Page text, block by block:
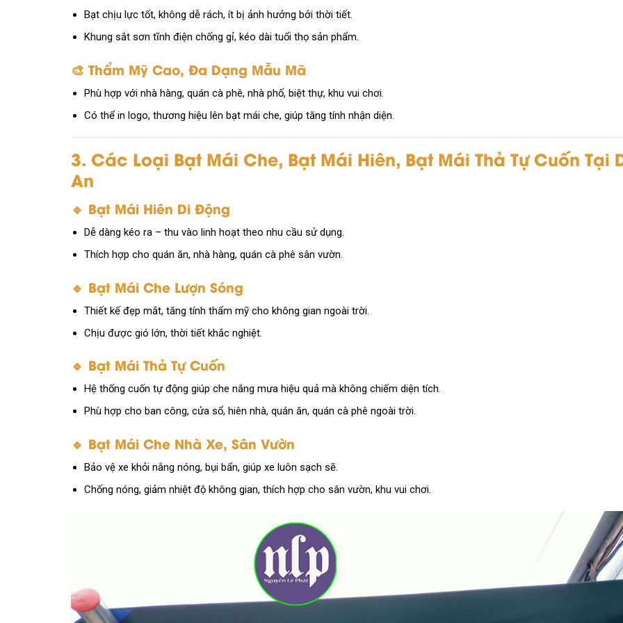
Bạt chịu lực tốt, không dễ rách, ít bị ảnh hưởng bởi thời tiết.
Khung sắt sơn tĩnh điện chống gỉ, kéo dài tuổi thọ sản phẩm.
🎨 Thẩm Mỹ Cao, Đa Dạng Mẫu Mã
Phù hợp với nhà hàng, quán cà phê, nhà phố, biệt thự, khu vui chơi.
Có thể in logo, thương hiệu lên bạt mái che, giúp tăng tính nhận diện.
3. Các Loại Bạt Mái Che, Bạt Mái Hiên, Bạt Mái Thả Tự Cuốn Tại
An
🔹 Bạt Mái Hiên Di Động
Dễ dàng kéo ra – thu vào linh hoạt theo nhu cầu sử dụng.
Thích hợp cho quán ăn, nhà hàng, quán cà phê sân vườn.
🔹 Bạt Mái Che Lượn Sóng
Thiết kế đẹp mắt, tăng tính thẩm mỹ cho không gian ngoài trời.
Chịu được gió lớn, thời tiết khắc nghiệt.
🔹 Bạt Mái Thả Tự Cuốn
Hệ thống cuốn tự động giúp che nắng mưa hiệu quả mà không chiếm diện tích.
Phù hợp cho ban công, cửa sổ, hiên nhà, quán ăn, quán cà phê ngoài trời.
🔹 Bạt Mái Che Nhà Xe, Sân Vườn
Bảo vệ xe khỏi nắng nóng, bụi bẩn, giúp xe luôn sạch sẽ.
Chống nóng, giảm nhiệt độ không gian, thích hợp cho sân vườn, khu vui chơi.